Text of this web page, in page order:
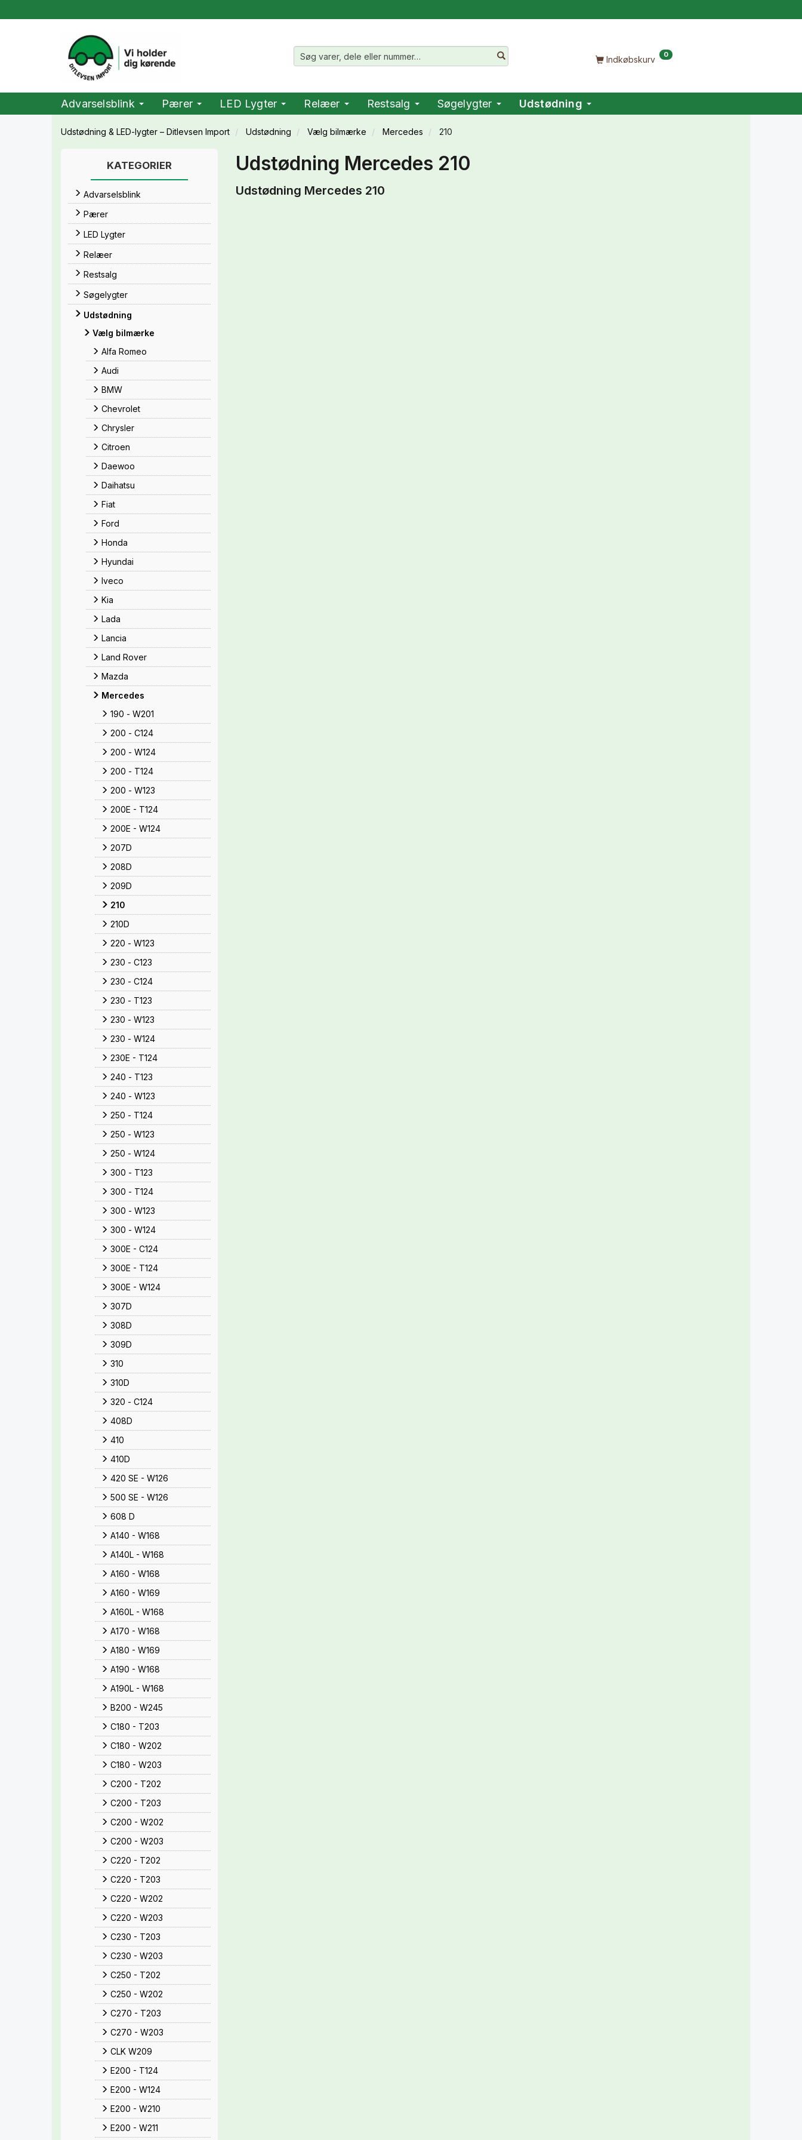
Indkøbskurv 0
Advarselsblink Pærer LED Lygter Relæer Restsalg Søgelygter Udstødning
Udstødning & LED-lygter – Ditlevsen Import Udstødning Vælg bilmærke Mercedes 210
KATEGORIER
Advarselsblink
Pærer
LED Lygter
Relæer
Restsalg
Søgelygter
Udstødning
Vælg bilmærke
Alfa Romeo
Audi
BMW
Chevrolet
Chrysler
Citroen
Daewoo
Daihatsu
Fiat
Ford
Honda
Hyundai
Iveco
Kia
Lada
Lancia
Land Rover
Mazda
Mercedes
190 - W201
200 - C124
200 - W124
200 - T124
200 - W123
200E - T124
200E - W124
207D
208D
209D
210
210D
220 - W123
230 - C123
230 - C124
230 - T123
230 - W123
230 - W124
230E - T124
240 - T123
240 - W123
250 - T124
250 - W123
250 - W124
300 - T123
300 - T124
300 - W123
300 - W124
300E - C124
300E - T124
300E - W124
307D
308D
309D
310
310D
320 - C124
408D
410
410D
420 SE - W126
500 SE - W126
608 D
A140 - W168
A140L - W168
A160 - W168
A160 - W169
A160L - W168
A170 - W168
A180 - W169
A190 - W168
A190L - W168
B200 - W245
C180 - T203
C180 - W202
C180 - W203
C200 - T202
C200 - T203
C200 - W202
C200 - W203
C220 - T202
C220 - T203
C220 - W202
C220 - W203
C230 - T203
C230 - W203
C250 - T202
C250 - W202
C270 - T203
C270 - W203
CLK W209
E200 - T124
E200 - W124
E200 - W210
E200 - W211
Udstødning Mercedes 210
Udstødning Mercedes 210